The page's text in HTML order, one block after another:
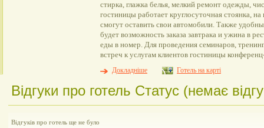
стирка, глажка белья, мелкий ремонт одежды,
гостиницы работает круглосуточная стоянка, на
смогут оставить свои автомобили. Также
будет возможность заказа завтрака и ужина в
еды в номер. Для проведения семинаров,
встреч к услугам клиентов гостиницы
Докладніше
Готель на карті
Відгуки про готель Статус (немає
Відгуків про готель ще не було